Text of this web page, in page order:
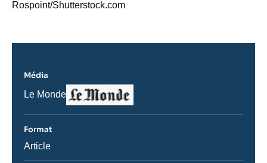
Rospoint/Shutterstock.com
Média
Nom
journal,
ou
émission
Le Monde
Logo
Format
Catégorie
Article